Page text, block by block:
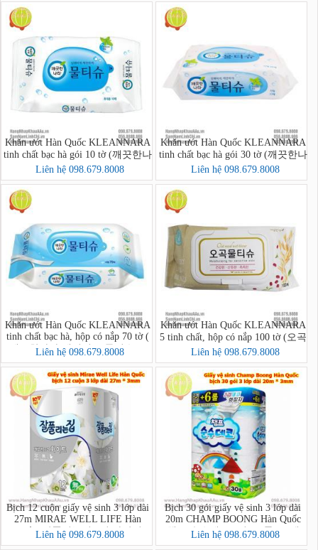
Khăn ướt Hàn Quốc KLEANNARA
tinh chất bạc hà gói 10 tờ (깨끗한나
라 페퍼민트 물티슈 휴대 리필형
10매)
Liên hệ 098.679.8008
Khăn ướt Hàn Quốc KLEANNARA
tinh chất bạc hà gói 30 tờ (깨끗한나
라물티슈휴대용30매)
Liên hệ 098.679.8008
Khăn ướt Hàn Quốc KLEANNARA
tinh chất bạc hà, hộp có nắp 70 tờ (
깨끗한나라 페퍼민트 물티슈 70
매)
Liên hệ 098.679.8008
Khăn ướt Hàn Quốc KLEANNARA
5 tinh chất, hộp có nắp 100 tờ (오곡
물티슈 캡 100매)
Liên hệ 098.679.8008
Bịch 12 cuộn giấy vệ sinh 3 lớp dài
27m MIRAE WELL LIFE Hàn
Quốc (잘풀리는집 3겹 화장지
27m*12롤)
Liên hệ 098.679.8008
Bịch 30 gói giấy vệ sinh 3 lớp dài
20m CHAMP BOONG Hàn Quốc
(챔프 순수데코 3겹 (30롤) *1팩)
Liên hệ 098.679.8008